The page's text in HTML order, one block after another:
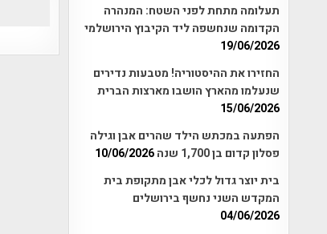
תעלומה מתחת לפני השטח: המנהרה
הקדומה שנחשפה ליד הקיבוץ הירושלמי
19/06/2026
החזירו את ההיסטוריה! מטבעות נדירים
שנעלמו מהארץ הושבו מארצות הברית
15/06/2026
הפתעה במכתש הילד שהרים אבן וגילה
פסלון קדום בן 1,700 שנה
10/06/2026
בית יוצר גדול לכלי אבן מתקופת בית
המקדש השני נחשף בירושלים
04/06/2026